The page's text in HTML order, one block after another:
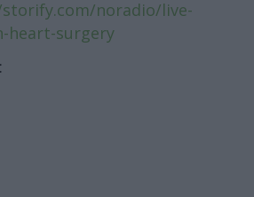
noradio/live-
heart-surgery